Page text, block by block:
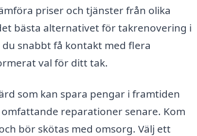
priser och tjänster från olika
bästa alternativet för takrenovering i
snabbt få kontakt med flera
val för ditt tak.
som kan spara pengar i framtiden
reparationer senare. Kom
bör skötas med omsorg. Välj ett